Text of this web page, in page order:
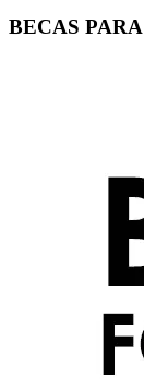
BECAS